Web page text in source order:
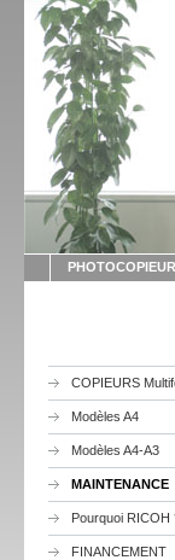
COPIEURS
Modèles A4
Modèles A4-A3
MAINTENANCE
Pourquoi RICOH
FINANCEMENT